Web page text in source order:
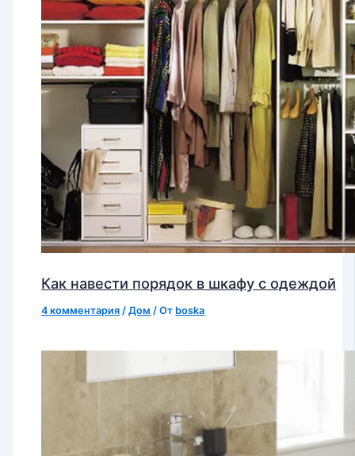
Как навести порядок в шкафу с одеждой
4 комментария /Дом / От boska